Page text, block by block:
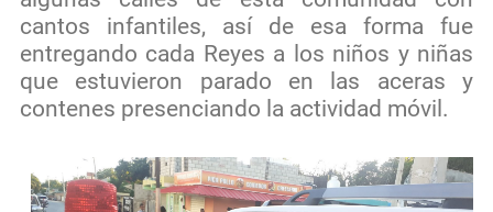
cantos infantiles, así de esa forma fue
entregando cada Reyes a los niños y niñas
que estuvieron parado en las aceras y
contenes presenciando la actividad móvil.